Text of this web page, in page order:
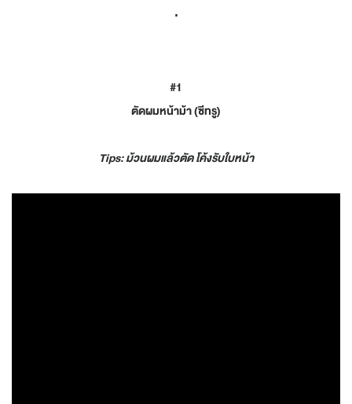
.
#1
ตัดผมหน้าม้า (ซีทรู)
Tips: ม้วนผมแล้วตัด โค้งรับใบหน้า